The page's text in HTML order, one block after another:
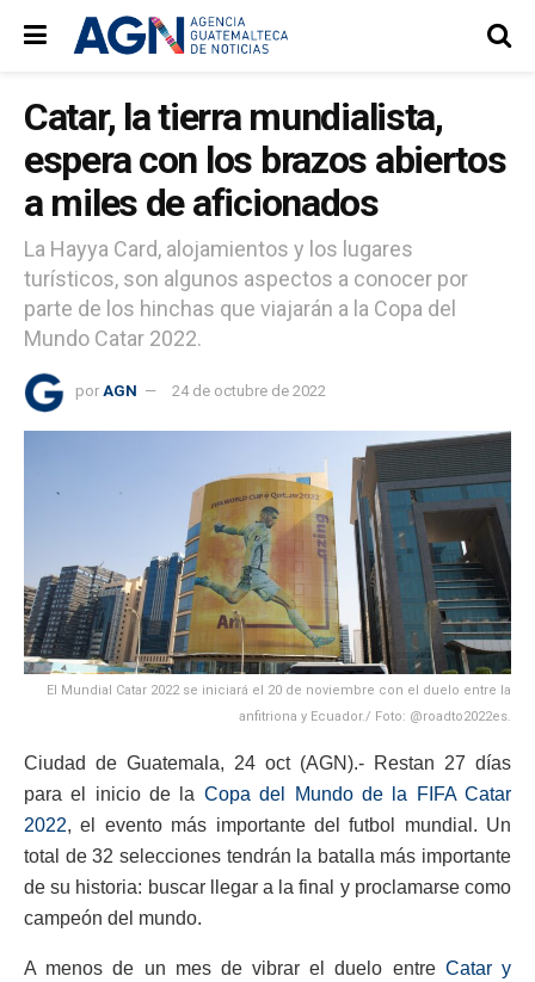
Catar, la tierra mundialista,
espera con los brazos abiertos
a miles de aficionados
La Hayya Card, alojamientos y los lugares
turísticos, son algunos aspectos a conocer por
parte de los hinchas que viajarán a la Copa del
Mundo Catar 2022.
por AGN 24 de octubre de 2022
El Mundial Catar 2022 se iniciará el 20 de noviembre con el duelo entre la
anfitriona y Ecuador./ Foto: @roadto2022es.
Ciudad de Guatemala, 24 oct (AGN).- Restan 27 días
para el inicio de la Copa del Mundo de la FIFA Catar
2022, el evento más importante del futbol mundial. Un
total de 32 selecciones tendrán la batalla más importante
de su historia: buscar llegar a la final y proclamarse como
campeón del mundo.
A menos de un mes de vibrar el duelo entre Catar y